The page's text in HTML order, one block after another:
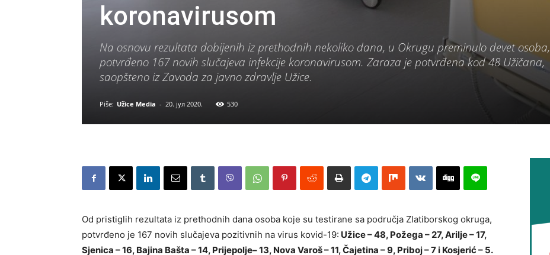
koronavirusom
Na osnovu rezultata dobijenih iz prethodnih nekoliko dana, u Okrugu preminulo devet osoba,
potvrđeno 167 novih slučajeva infekcije koronavirusom. Zaraza je potvrđena kod 48 Užičana,
saopšteno iz Zavoda za javno zdravlje Užice.
Piše: Užice Media - 20. јул 2020. 530
Od pristiglih rezultata iz prethodnih dana osoba koje su testirane sa područja Zlatiborskog okruga,
potvrđeno je 167 novih slučajeva pozitivnih na virus kovid-19: Užice – 48, Požega – 27, Arilje – 17,
Sjenica – 16, Bajina Bašta – 14, Prijepolje– 13, Nova Varoš – 11, Čajetina – 9, Priboj – 7 i Kosjerić – 5.